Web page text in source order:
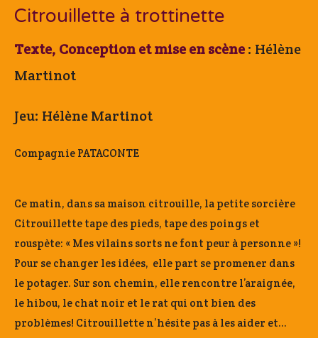
Citrouillette à trottinette
Texte, Conception et mise en scène: Hélène
Martinot
Jeu: Hélène Martinot
Compagnie PATACONTE
Ce matin, dans sa maison citrouille, la petite sorcière
Citrouillette tape des pieds, tape des poings et
rouspète: « Mes vilains sorts ne font peur à personne »!
Pour se changer les idées, elle part se promener dans
le potager. Sur son chemin, elle rencontre l’araignée,
le hibou, le chat noir et le rat qui ont bien des
problèmes! Citrouillette n’hésite pas à les aider et…